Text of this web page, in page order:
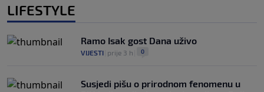
LIFESTYLE
Ramo Isak gost Dana uživo
VIJESTI prije 3 h 0
Susjedi pišu o prirodnom fenomenu u